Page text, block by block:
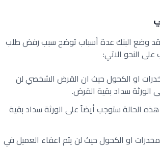
وضع البنك عدة أسباب توضح سبب رفض طلب
النحو الاتي:
او الكحول حيث ان القرض الشخصي لن
سداد بقية القرض.
الحالة ستوجب أيضاً على الورثة سداد بقية
او الكحول حيث لن يتم اعفاء العميل في